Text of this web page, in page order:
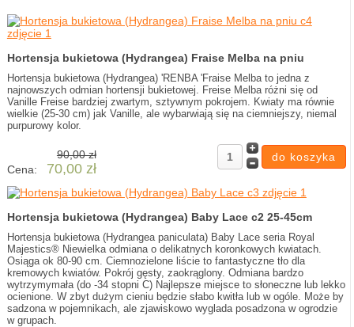
Hortensja bukietowa (Hydrangea) Fraise Melba na pniu
Hortensja bukietowa (Hydrangea) 'RENBA 'Fraise Melba to jedna z
najnowszych odmian hortensji bukietowej. Freise Melba różni się od
Vanille Freise bardziej zwartym, sztywnym pokrojem. Kwiaty ma równie
wielkie (25-30 cm) jak Vanille, ale wybarwiają się na ciemniejszy, niemal
purpurowy kolor.
90,00 zł
Cena:
70,00 zł
Hortensja bukietowa (Hydrangea) Baby Lace c2 25-45cm
Hortensja bukietowa (Hydrangea paniculata) Baby Lace seria Royal
Majestics® Niewielka odmiana o delikatnych koronkowych kwiatach.
Osiąga ok 80-90 cm. Ciemnozielone liście to fantastyczne tło dla
kremowych kwiatów. Pokrój gęsty, zaokrąglony. Odmiana bardzo
wytrzymymała (do -34 stopni C) Najlepsze miejsce to słoneczne lub lekko
ocienione. W zbyt dużym cieniu będzie słabo kwitła lub w ogóle. Może by
sadzona w pojemnikach, ale zjawiskowo wyglada posadzona w ogrodzie
w grupach.